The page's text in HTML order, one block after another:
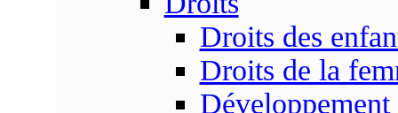
Droits des
Droits de la